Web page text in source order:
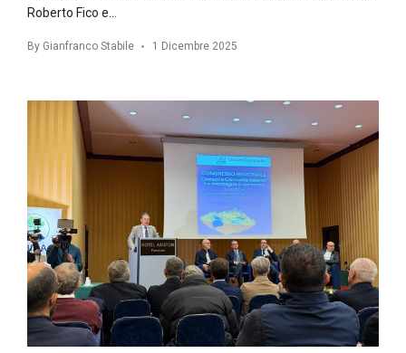
Roberto Fico e…
By Gianfranco Stabile 1 Dicembre 2025